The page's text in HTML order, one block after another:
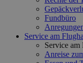
Fundbüro
Service am
Service am
Anreise